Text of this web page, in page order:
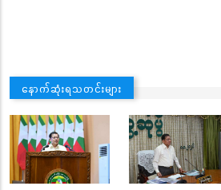
နောက်ဆုံးရသတင်းများ